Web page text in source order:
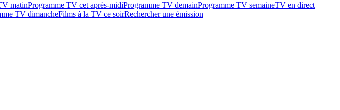
matinProgramme TV cet après-midiProgramme TV demainProgramme TV semaineTV en direct
TV dimancheFilms à la TV ce soirRechercher une émission